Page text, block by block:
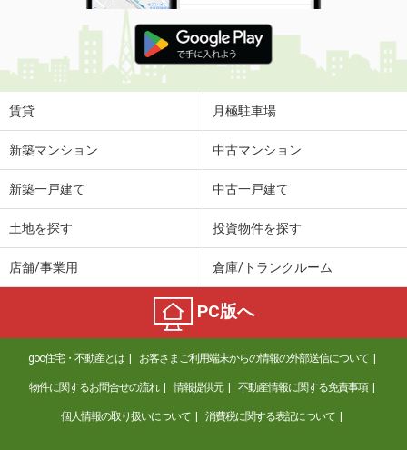
賃貸 月極駐車場
新築マンション 中古マンション
新築一戸建て 中古一戸建て
土地を探す 投資物件を探す
店舗/事業用 倉庫/トランクルーム
PC版へ
goo住宅・不動産とは お客さまご利用端末からの情報の外部送信について
物件に関するお問合せの流れ 情報提供元 不動産情報に関する免責事項
個人情報の取り扱いについて 消費税に関する表記について